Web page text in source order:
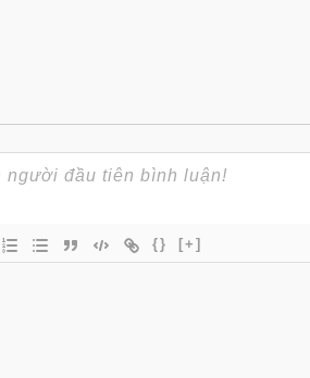
{} [+]